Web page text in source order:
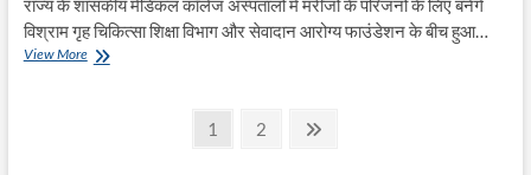
हेल्थ
एंड
एजुकेशन
ट्रस्ट
राज्य के शासकीय मेडिकल कॉलेज अस्पतालों में मरीजों के परिजनों के लिए बनेंगे
विश्राम गृह चिकित्सा शिक्षा विभाग और सेवादान आरोग्य फाउंडेशन के बीच हुआ…
View Moreअस्पताल
Page
1 Page
2